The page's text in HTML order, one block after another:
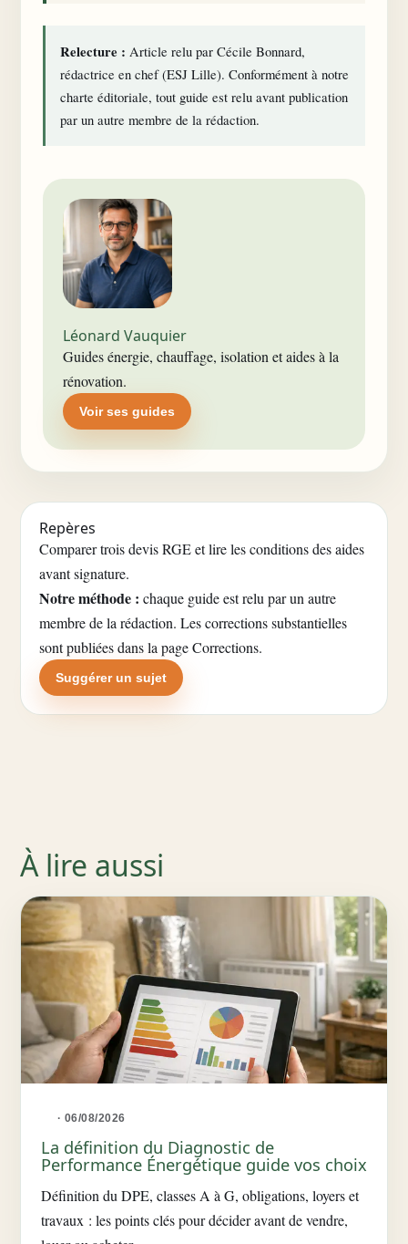
Relecture : Article relu par Cécile Bonnard,
rédactrice en chef (ESJ Lille). Conformément à notre
charte éditoriale, tout guide est relu avant publication
par un autre membre de la rédaction.
Léonard Vauquier
Guides énergie, chauffage, isolation et aides à la
rénovation.
Voir ses guides
Repères
Comparer trois devis RGE et lire les conditions des aides
avant signature.
Notre méthode : chaque guide est relu par un autre
membre de la rédaction. Les corrections substantielles
sont publiées dans la page Corrections.
Suggérer un sujet
À lire aussi
· 06/08/2026
La définition du Diagnostic de
Performance Énergétique guide vos choix
Définition du DPE, classes A à G, obligations, loyers et
travaux : les points clés pour décider avant de vendre,